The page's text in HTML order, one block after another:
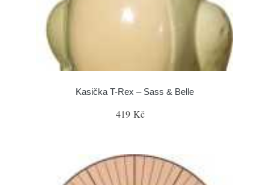
Kasička T-Rex – Sass & Belle
419 Kč